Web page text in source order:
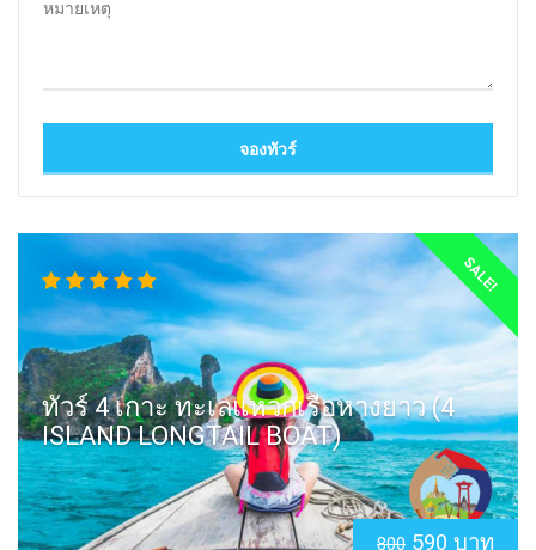
SALE!
ทัวร์ 4 เกาะ ทะเลแหวกเรือหางยาว (4
ISLAND LONGTAIL BOAT)
800 590 บาท